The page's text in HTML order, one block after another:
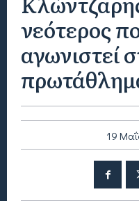
νεότερος
αγωνιστεί
19